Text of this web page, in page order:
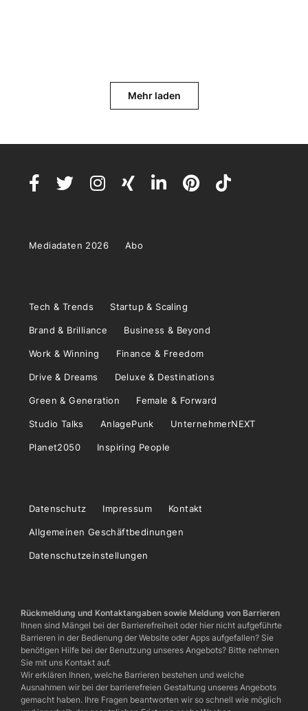
Mehr laden
Mediadaten 2026 Abo
Tech & Trends Startup & Scaling
Brand & Brilliance Business & Beyond
Work & Winning Finance & Freedom
Drive & Dreams Deluxe & Destinations
Green & Generation Female & Forward
Studio Talks AnlagePunk UnternehmerNEXT
Planet2050 Inspiring People
Datenschutz Impressum Kontakt
Allgemeinen Geschäftbedinungen
Datenschutzeinstellungen
Rückmeldung und Kontaktangaben sowie Meldung von Barrieren
Ihnen sind Mängel bei der Barrierefreiheit oder hier nicht aufgeführte
Barrieren in der Bedienung der Website oder Apps aufgefallen? Sie
benötigen Hilfe bei der Benutzung unseres Angebots? Bitte nehmen
Sie mit uns Kontakt auf.
Wir erklären Ihnen, welche Barrieren bestehen und welche
Ausnahmen wir bei der barrierefreien Gestaltung unseres Angebots
gemacht haben. Ihre Fragen beantworten wir so schnell wie möglich